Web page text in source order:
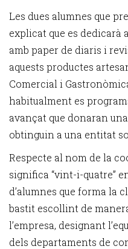
Les dues alumnes que
explicat que es dedicarà
amb paper de diaris i
aquests productes
Comercial i
habitualment es
avançat que donaran
obtinguin a una entitat
Respecte al nom de la
significa “vint-i-quatre”
d’alumnes que forma la
bastit escollint de
l’empresa, designant
dels departaments de